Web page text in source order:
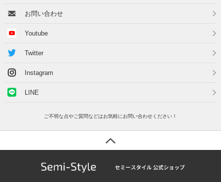
お問い合わせ
Youtube
Twitter
Instagram
LINE
ご不明な点やご質問などはお気軽にお問い合わせください！